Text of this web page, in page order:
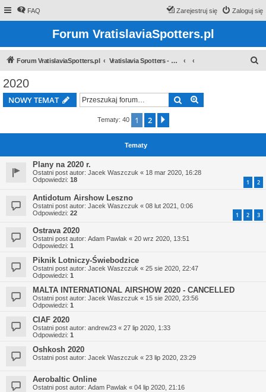
FAQ Zaloguj się
Zarejestruj się
Forum VratislaviaSpotters.pl
Forum VratislaviaSpotters.pl Vratislavia Spotters - Wroclawska grupa spotterska
2020
NOWY TEMAT Szukaj
Tematy: 40 1 2
Tematy
Plany na 2020 r.
Ostatni post autor: Jacek Waszczuk « 18 mar 2020, 16:28
Odpowiedzi: 18 1 2
Antidotum Airshow Leszno
Ostatni post autor: Jacek Waszczuk « 08 lut 2021, 0:06
Odpowiedzi: 22 1 2 3
Ostrava 2020
Ostatni post autor: Adam Pawlak « 20 wrz 2020, 13:51
Odpowiedzi: 1
Piknik Lotniczy-Świebodzice
Ostatni post autor: Jacek Waszczuk « 25 sie 2020, 22:47
Odpowiedzi: 1
MALTA INTERNATIONAL AIRSHOW 2020 - CANCELLED
Ostatni post autor: Jacek Waszczuk « 15 sie 2020, 23:56
Odpowiedzi: 1
CIAF 2020
Ostatni post autor: andrew23 « 27 lip 2020, 1:33
Odpowiedzi: 1
Oshkosh 2020
Ostatni post autor: Jacek Waszczuk « 23 lip 2020, 23:29
Aerobaltic Online
Ostatni post autor: Adam Pawlak « 04 lip 2020, 21:16